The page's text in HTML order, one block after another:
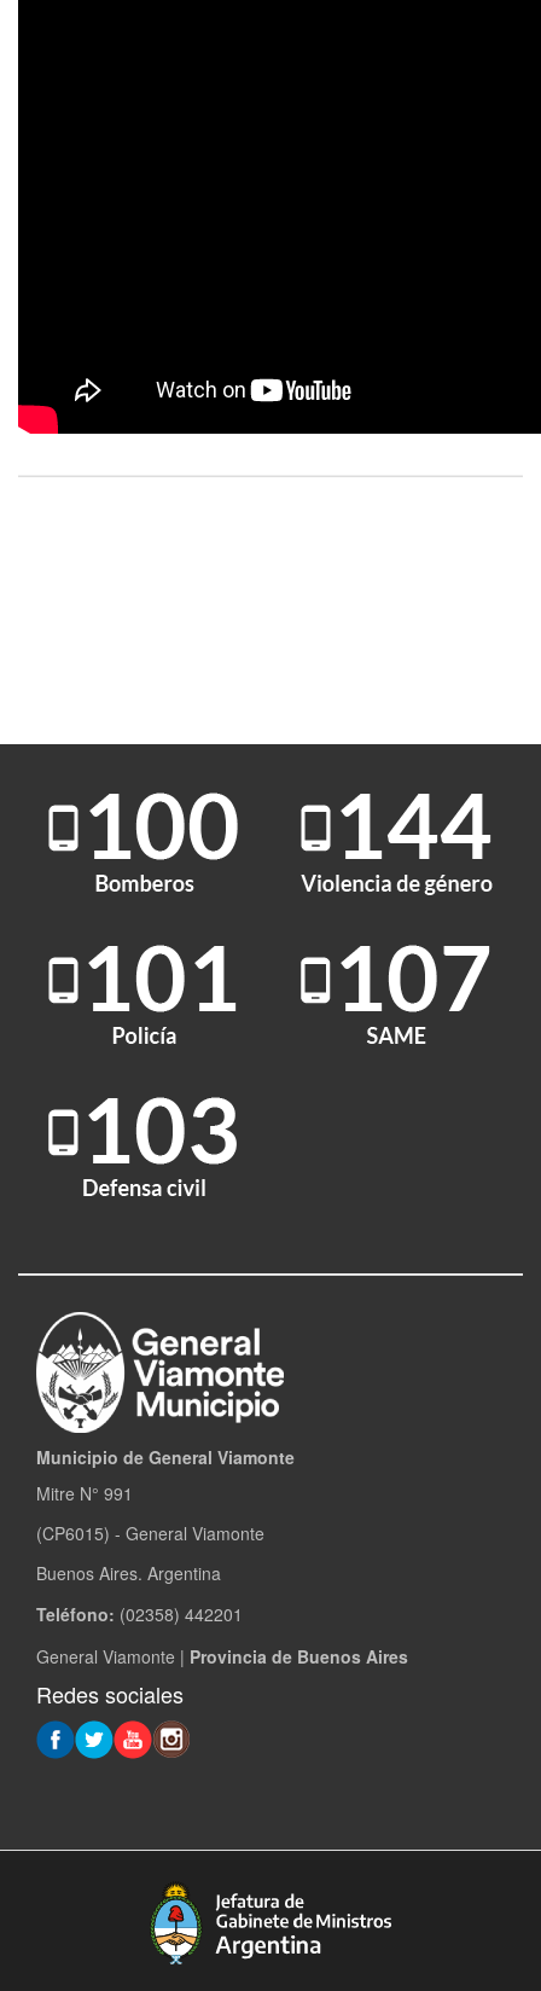
Municipio de General Viamonte
Mitre N° 991
(CP6015) - General Viamonte
Buenos Aires. Argentina
Teléfono: (02358) 442201
General Viamonte | Provincia de Buenos Aires
Redes sociales